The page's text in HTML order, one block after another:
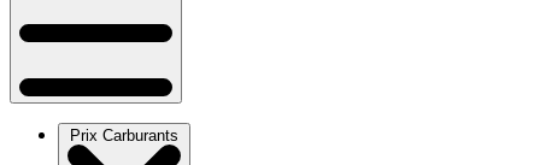
Prix Carburants